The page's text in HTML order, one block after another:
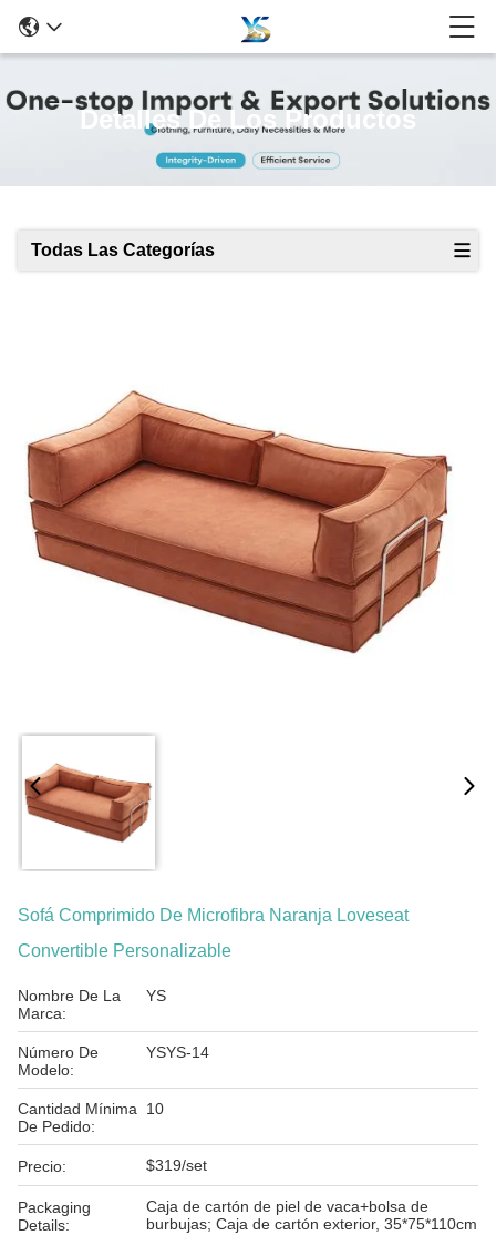
Detalles De Los Productos
Todas Las Categorías
Sofá Comprimido De Microfibra Naranja Loveseat
Convertible Personalizable
Nombre De La
Marca:
YS
Número De
Modelo:
YSYS-14
Cantidad Mínima
De Pedido:
10
Precio: $319/set
Packaging
Details:
Caja de cartón de piel de vaca+bolsa de
burbujas; Caja de cartón exterior, 35*75*110cm